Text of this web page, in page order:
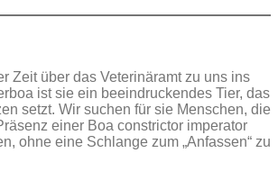
Zeit über das Veterinäramt zu uns ins
ist sie ein beeindruckendes Tier, das
setzt. Wir suchen für sie Menschen, die
einer Boa constrictor imperator
ohne eine Schlange zum „Anfassen“ zu